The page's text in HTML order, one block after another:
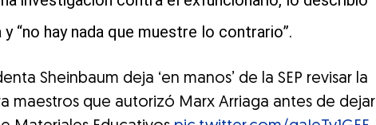
“no hay nada que muestre lo contrario”.
Sheinbaum deja ‘en manos’ de la SEP revisar la
maestros que autorizó Marx Arriaga antes de dejar